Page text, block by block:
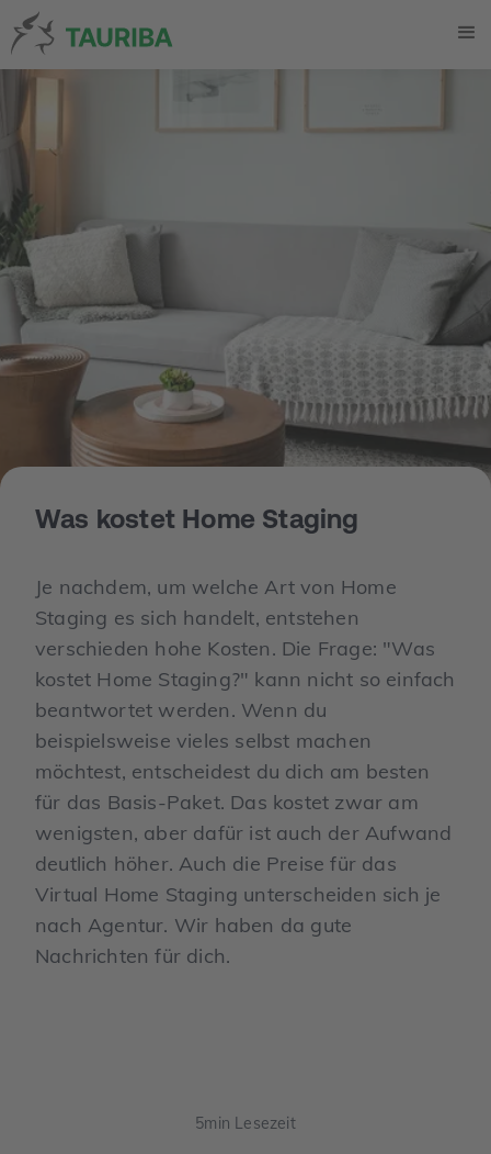
Was kostet Home Staging
Je nachdem, um welche Art von Home
Staging es sich handelt, entstehen
verschieden hohe Kosten. Die Frage: "Was
kostet Home Staging?" kann nicht so einfach
beantwortet werden. Wenn du
beispielsweise vieles selbst machen
möchtest, entscheidest du dich am besten
für das Basis-Paket. Das kostet zwar am
wenigsten, aber dafür ist auch der Aufwand
deutlich höher. Auch die Preise für das
Virtual Home Staging unterscheiden sich je
nach Agentur. Wir haben da gute
Nachrichten für dich.
5min Lesezeit